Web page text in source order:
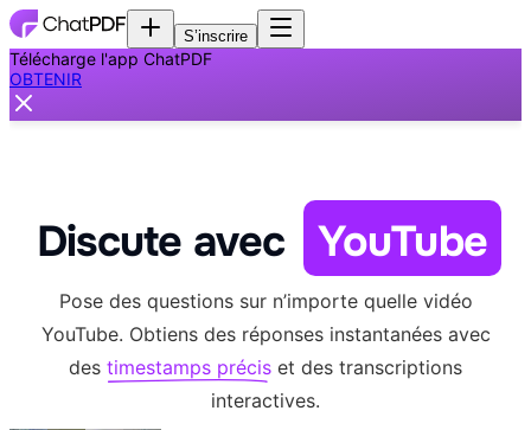
S’inscrire
Télécharge l'app ChatPDF
OBTENIR
Discute avec YouTube
Pose des questions sur n’importe quelle vidéo
YouTube. Obtiens des réponses instantanées avec
des timestamps précis et des transcriptions
interactives.